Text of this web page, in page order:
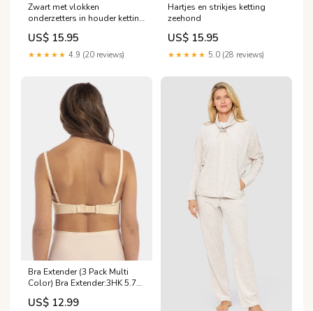
Zwart met vlokken
onderzetters in houder ketting
met hand
US$ 15.95
★★★★★ 4.9 (20 reviews)
Hartjes en strikjes ketting
zeehond
US$ 15.95
★★★★★ 5.0 (28 reviews)
Bra Extender (3 Pack Multi
Color) Bra Extender:3HK 5.7
US$ 12.99